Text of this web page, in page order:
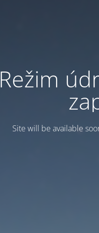
Režim
Site will be available